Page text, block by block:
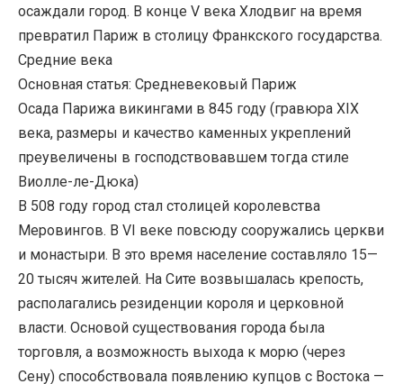
осаждали город. В конце V века Хлодвиг на время
превратил Париж в столицу Франкского государства.
Средние века
Основная статья: Средневековый Париж
Осада Парижа викингами в 845 году (гравюра XIX
века, размеры и качество каменных укреплений
преувеличены в господствовавшем тогда стиле
Виолле-ле-Дюка)
В 508 году город стал столицей королевства
Меровингов. В VI веке повсюду сооружались церкви
и монастыри. В это время население составляло 15—
20 тысяч жителей. На Сите возвышалась крепость,
располагались резиденции короля и церковной
власти. Основой существования города была
торговля, а возможность выхода к морю (через
Сену) способствовала появлению купцов с Востока —